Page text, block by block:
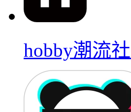
hobby潮流